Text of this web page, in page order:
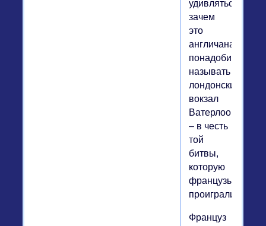
удивляться,
зачем
это
англичанам
понадобилось
называть
лондонский
вокзал
Ватерлоо
– в честь
той
битвы,
которую
французы
проиграли?
Француз